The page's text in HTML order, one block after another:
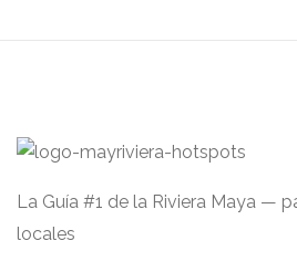
La Guía #1 de la Riviera Maya —
locales